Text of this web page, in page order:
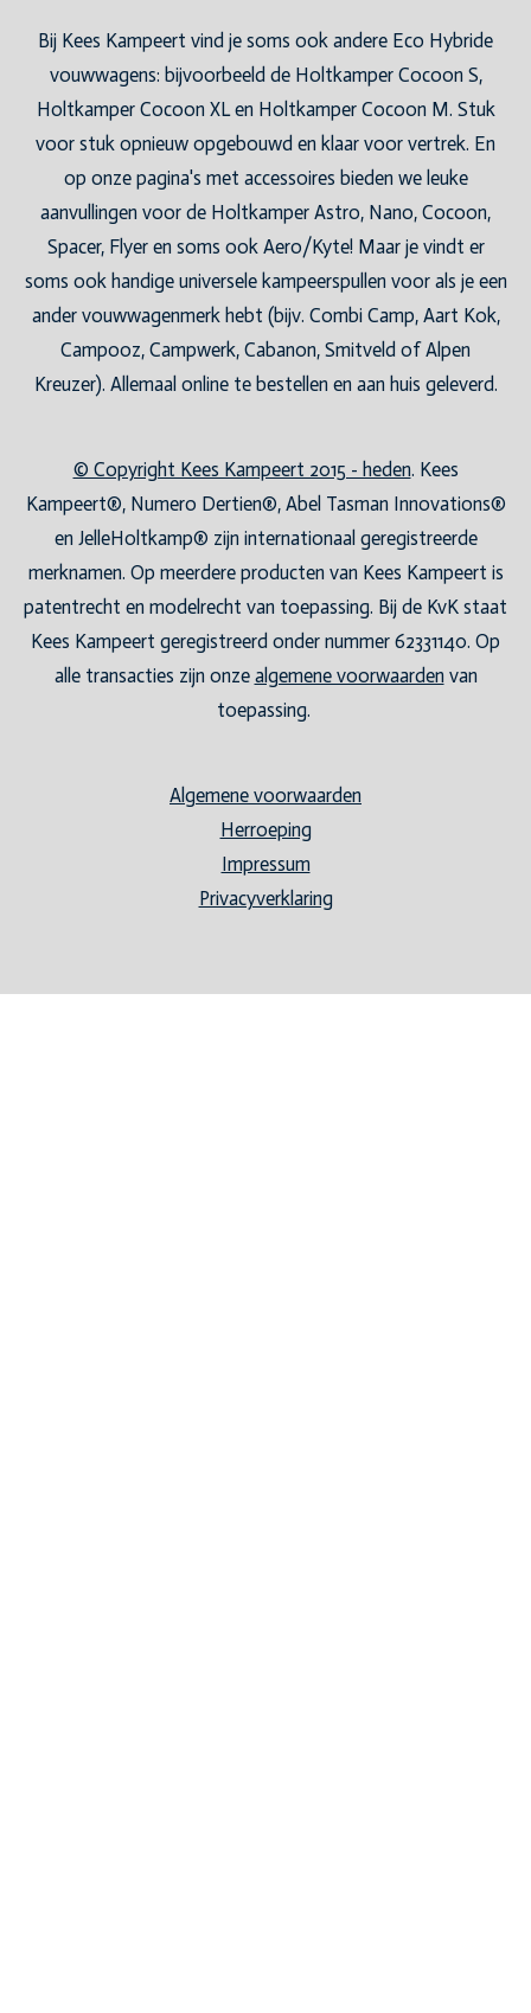
Bij Kees Kampeert vind je soms ook andere Eco Hybride
vouwwagens: bijvoorbeeld de Holtkamper Cocoon S,
Holtkamper Cocoon XL en Holtkamper Cocoon M. Stuk
voor stuk opnieuw opgebouwd en klaar voor vertrek. En
op onze pagina's met accessoires bieden we leuke
aanvullingen voor de Holtkamper Astro, Nano, Cocoon,
Spacer, Flyer en soms ook Aero/Kyte! Maar je vindt er
soms ook handige universele kampeerspullen voor als je een
ander vouwwagenmerk hebt (bijv. Combi Camp, Aart Kok,
Campooz, Campwerk, Cabanon, Smitveld of Alpen
Kreuzer). Allemaal online te bestellen en aan huis geleverd.
© Copyright Kees Kampeert 2015 - heden. Kees
Kampeert®, Numero Dertien®, Abel Tasman Innovations®
en JelleHoltkamp® zijn internationaal geregistreerde
merknamen. Op meerdere producten van Kees Kampeert is
patentrecht en modelrecht van toepassing. Bij de KvK staat
Kees Kampeert geregistreerd onder nummer 62331140. Op
alle transacties zijn onze algemene voorwaarden van
toepassing.
Algemene voorwaarden
Herroeping
Impressum
Privacyverklaring